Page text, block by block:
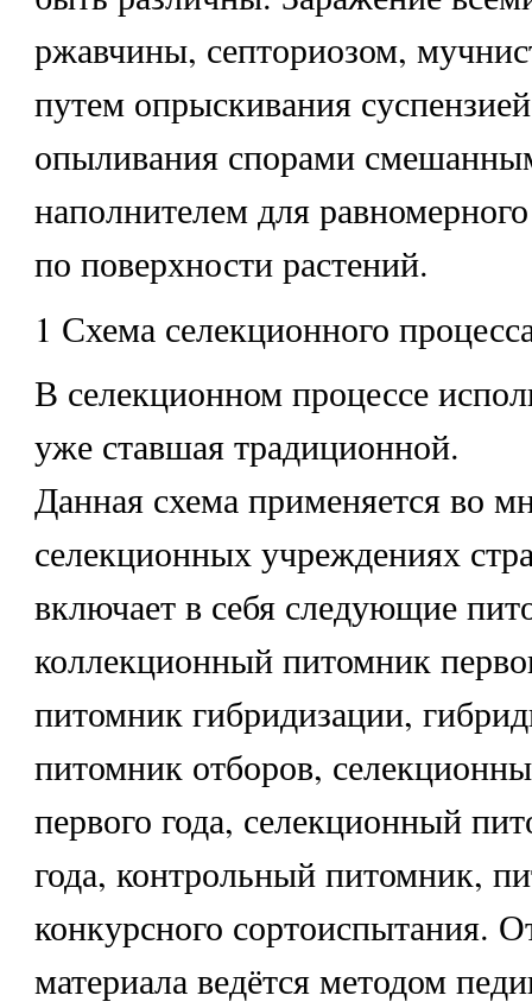
ржавчины, септориозом,
путем опрыскивания
опыливания спорами
наполнителем для
по поверхности растений.
1 Схема селекционного
В селекционном процессе
уже ставшая традиционной.
Данная схема применяется во
селекционных учреждениях
включает в себя следующие
коллекционный питомник
питомник гибридизации,
питомник отборов,
первого года, селекционный
года, контрольный питомник,
конкурсного сортоиспытания.
материала ведётся методом